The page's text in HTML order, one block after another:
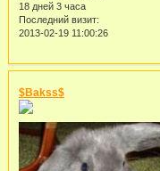
18 дней 3 часа
Последний визит:
2013-02-19 11:00:26
$Bakss$